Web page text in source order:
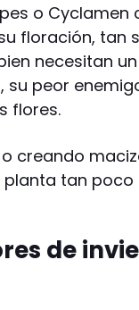
o Cyclamen
floración, tan
necesitan
peor
flores.
creando
tan
de